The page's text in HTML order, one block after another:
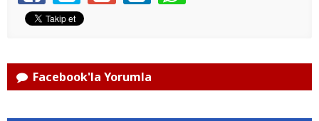
Facebook'la Yorumla